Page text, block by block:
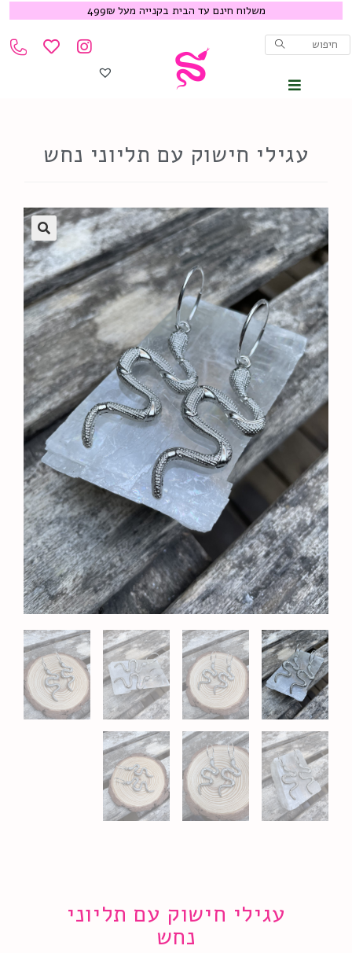
משלוח חינם עד הבית בקנייה מעל 499₪
עגילי חישוק עם תליוני נחש
עגילי חישוק עם תליוני
נחש